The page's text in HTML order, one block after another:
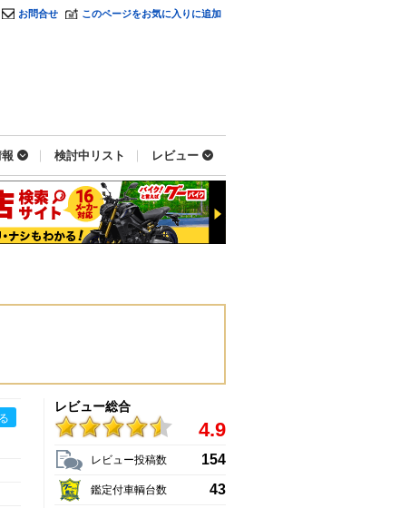
お問合せ このページをお気に入りに追加
検討中リスト レビュー
レビュー総合
4.9
レビュー投稿数 154
鑑定付車輌台数 43